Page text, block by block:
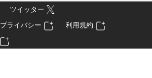
ツイッター
プライバシー
利用規約